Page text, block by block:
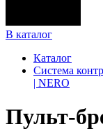
В каталог
Каталог
Система
| NERO
Пульт-